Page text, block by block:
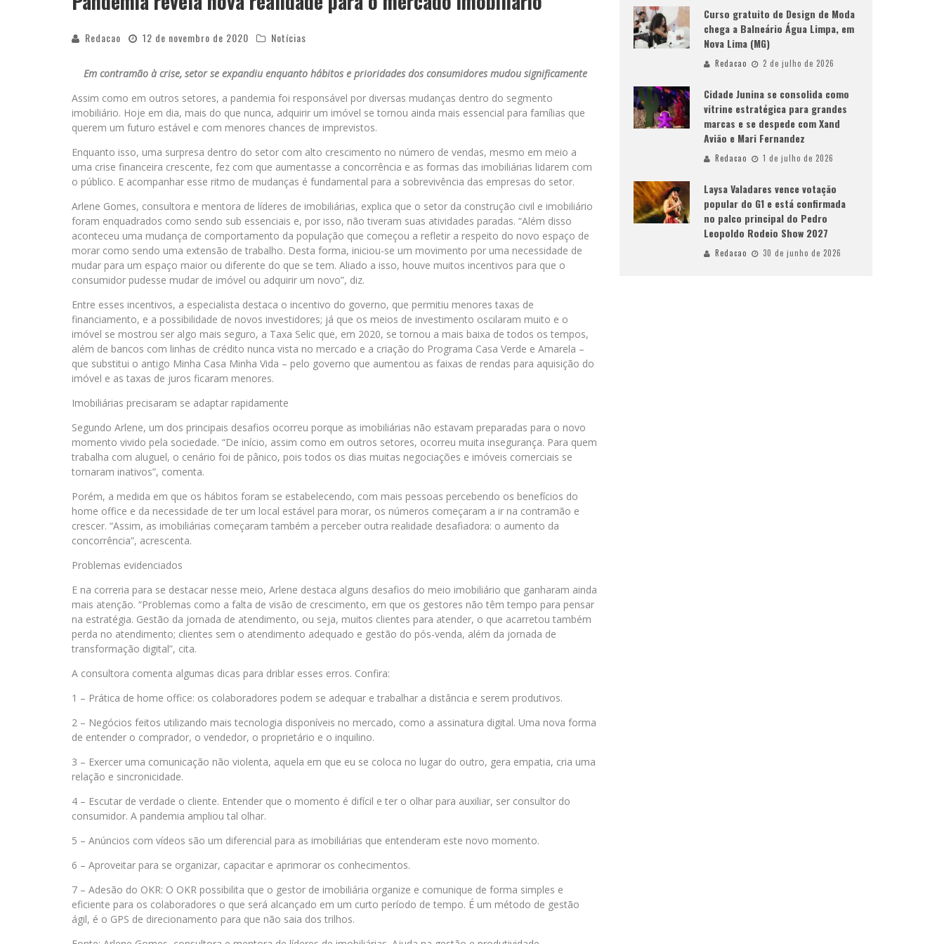
Redacao 12 de novembro de 2020 Notícias
Em contramão à crise, setor se expandiu enquanto hábitos e prioridades dos consumidores mudou significamente
Assim como em outros setores, a pandemia foi responsável por diversas mudanças dentro do segmento
imobiliário. Hoje em dia, mais do que nunca, adquirir um imóvel se tornou ainda mais essencial para famílias que
querem um futuro estável e com menores chances de imprevistos.
Enquanto isso, uma surpresa dentro do setor com alto crescimento no número de vendas, mesmo em meio a
uma crise financeira crescente, fez com que aumentasse a concorrência e as formas das imobiliárias lidarem com
o público. E acompanhar esse ritmo de mudanças é fundamental para a sobrevivência das empresas do setor.
Arlene Gomes, consultora e mentora de líderes de imobiliárias, explica que o setor da construção civil e imobiliário
foram enquadrados como sendo sub essenciais e, por isso, não tiveram suas atividades paradas. “Além disso
aconteceu uma mudança de comportamento da população que começou a refletir a respeito do novo espaço de
morar como sendo uma extensão de trabalho. Desta forma, iniciou-se um movimento por uma necessidade de
mudar para um espaço maior ou diferente do que se tem. Aliado a isso, houve muitos incentivos para que o
consumidor pudesse mudar de imóvel ou adquirir um novo”, diz.
Entre esses incentivos, a especialista destaca o incentivo do governo, que permitiu menores taxas de
financiamento, e a possibilidade de novos investidores; já que os meios de investimento oscilaram muito e o
imóvel se mostrou ser algo mais seguro, a Taxa Selic que, em 2020, se tornou a mais baixa de todos os tempos,
além de bancos com linhas de crédito nunca vista no mercado e a criação do Programa Casa Verde e Amarela –
que substitui o antigo Minha Casa Minha Vida – pelo governo que aumentou as faixas de rendas para aquisição do
imóvel e as taxas de juros ficaram menores.
Imobiliárias precisaram se adaptar rapidamente
Segundo Arlene, um dos principais desafios ocorreu porque as imobiliárias não estavam preparadas para o novo
momento vivido pela sociedade. “De início, assim como em outros setores, ocorreu muita insegurança. Para quem
trabalha com aluguel, o cenário foi de pânico, pois todos os dias muitas negociações e imóveis comerciais se
tornaram inativos”, comenta.
Porém, a medida em que os hábitos foram se estabelecendo, com mais pessoas percebendo os benefícios do
home office e da necessidade de ter um local estável para morar, os números começaram a ir na contramão e
crescer. “Assim, as imobiliárias começaram também a perceber outra realidade desafiadora: o aumento da
concorrência”, acrescenta.
Problemas evidenciados
E na correria para se destacar nesse meio, Arlene destaca alguns desafios do meio imobiliário que ganharam ainda
mais atenção. “Problemas como a falta de visão de crescimento, em que os gestores não têm tempo para pensar
na estratégia. Gestão da jornada de atendimento, ou seja, muitos clientes para atender, o que acarretou também
perda no atendimento; clientes sem o atendimento adequado e gestão do pós-venda, além da jornada de
transformação digital”, cita.
A consultora comenta algumas dicas para driblar esses erros. Confira:
1 – Prática de home office: os colaboradores podem se adequar e trabalhar a distância e serem produtivos.
2 – Negócios feitos utilizando mais tecnologia disponíveis no mercado, como a assinatura digital. Uma nova forma
de entender o comprador, o vendedor, o proprietário e o inquilino.
3 – Exercer uma comunicação não violenta, aquela em que eu se coloca no lugar do outro, gera empatia, cria uma
relação e sincronicidade.
4 – Escutar de verdade o cliente. Entender que o momento é difícil e ter o olhar para auxiliar, ser consultor do
consumidor. A pandemia ampliou tal olhar.
5 – Anúncios com vídeos são um diferencial para as imobiliárias que entenderam este novo momento.
6 – Aproveitar para se organizar, capacitar e aprimorar os conhecimentos.
7 – Adesão do OKR: O OKR possibilita que o gestor de imobiliária organize e comunique de forma simples e
eficiente para os colaboradores o que será alcançado em um curto período de tempo. É um método de gestão
ágil, é o GPS de direcionamento para que não saia dos trilhos.
Curso gratuito de Design de Moda
chega a Balneário Água Limpa, em
Nova Lima (MG)
Redacao 2 de julho de 2026
Cidade Junina se consolida como
vitrine estratégica para grandes
marcas e se despede com Xand
Avião e Mari Fernandez
Redacao 1 de julho de 2026
Laysa Valadares vence votação
popular do G1 e está confirmada
no palco principal do Pedro
Leopoldo Rodeio Show 2027
Redacao 30 de junho de 2026